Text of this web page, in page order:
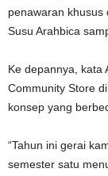
penawaran khusus
Susu Arahbica
Ke depannya, kata
Community Store
konsep yang
“Tahun ini gerai
semester satu